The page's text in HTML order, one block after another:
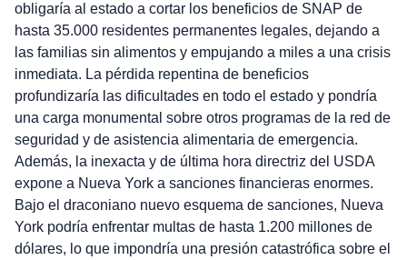
obligaría al estado a cortar los beneficios de SNAP de
hasta 35.000 residentes permanentes legales, dejando a
las familias sin alimentos y empujando a miles a una crisis
inmediata. La pérdida repentina de beneficios
profundizaría las dificultades en todo el estado y pondría
una carga monumental sobre otros programas de la red de
seguridad y de asistencia alimentaria de emergencia.
Además, la inexacta y de última hora directriz del USDA
expone a Nueva York a sanciones financieras enormes.
Bajo el draconiano nuevo esquema de sanciones, Nueva
York podría enfrentar multas de hasta 1.200 millones de
dólares, lo que impondría una presión catastrófica sobre el